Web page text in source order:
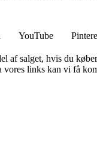
YouTube
af salget, hvis du
links kan vi få